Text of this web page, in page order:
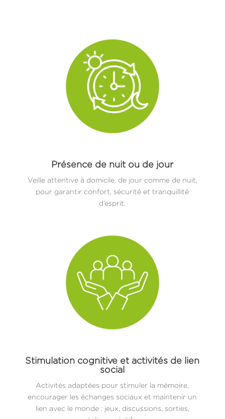
Présence de nuit ou de jour
Veille attentive à domicile, de jour comme de nuit,
pour garantir confort, sécurité et tranquillité
d’esprit.
Stimulation cognitive et activités de lien
social
Activités adaptées pour stimuler la mémoire,
encourager les échanges sociaux et maintenir un
lien avec le monde : jeux, discussions, sorties,